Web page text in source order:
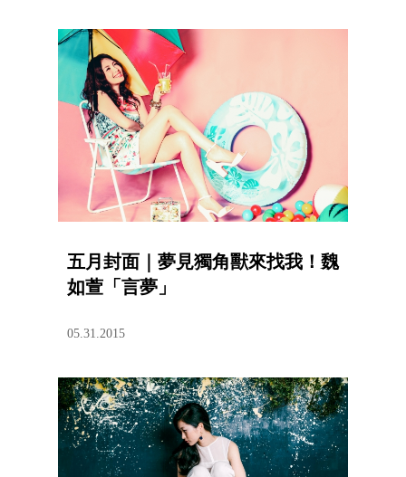
五月封面｜夢見獨角獸來找我！魏
如萱「言夢」
05.31.2015